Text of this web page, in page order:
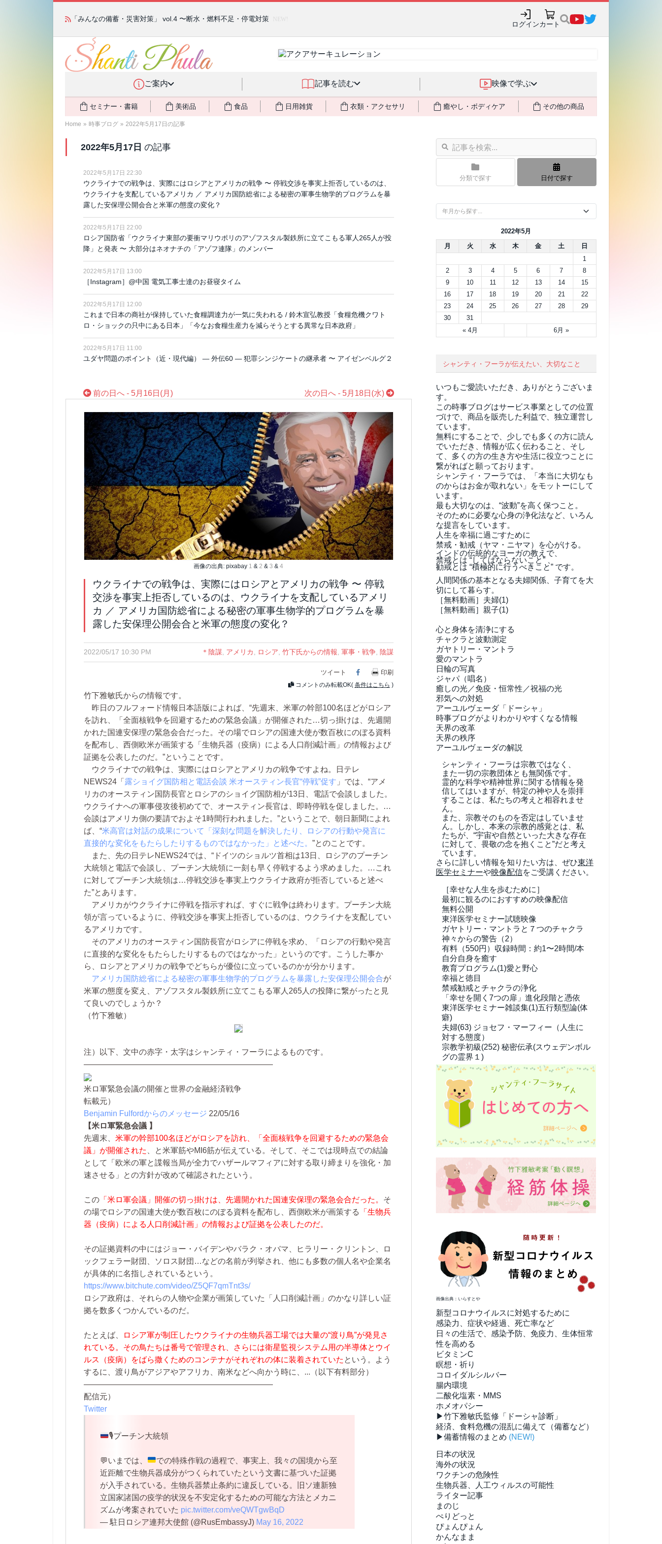
「みんなの備蓄・災害対策」 vol.4 〜断水・燃料不足・停電対策 NEW!
かつて愛されていた人気商品が復活！夏場に活躍するジェルクリーム「アクアサーキュレーション」💖🏖️ 8月末までの購入でポイント還元も✨
ログインカート
ご案内 記事を読む 映像で学ぶ
セミナー・書籍 美術品 食品 日用雑貨 衣類・アクセサリ 癒やし・ボディケア その他の商品
Home » 時事ブログ » 2022年5月17日の記事
2022年5月17日 の記事
2022年5月17日 22:30
ウクライナでの戦争は、実際にはロシアとアメリカの戦争 〜 停戦交渉を事実上拒否しているのは、
ウクライナを支配しているアメリカ ／ アメリカ国防総省による秘密の軍事生物学的プログラムを暴
露した安保理公開会合と米軍の態度の変化？
2022年5月17日 22:00
ロシア国防省「ウクライナ東部の要衝マリウポリのアゾフスタル製鉄所に立てこもる軍人265人が投
降」と発表 〜 大部分はネオナチの「アゾフ連隊」のメンバー
2022年5月17日 13:00
［Instagram］@中国 電気工事士達のお昼寝タイム
2022年5月17日 12:00
これまで日本の商社が保持していた食糧調達力が一気に失われる / 鈴木宣弘教授「食糧危機クワト
ロ・ショックの只中にある日本」「今なお食糧生産力を減らそうとする異常な日本政府」
2022年5月17日 11:00
ユダヤ問題のポイント（近・現代編） ― 外伝60 ― 犯罪シンジケートの継承者 〜 アイゼンベルグ２
前の日へ - 5月16日(月) 次の日へ - 5月18日(水)
画像の出典: pixabay 1 &2 &3 &4
ウクライナでの戦争は、実際にはロシアとアメリカの戦争 〜 停戦
交渉を事実上拒否しているのは、ウクライナを支配しているアメリ
カ ／ アメリカ国防総省による秘密の軍事生物学的プログラムを暴
露した安保理公開会合と米軍の態度の変化？
2022/05/17 10:30 PM ＊陰謀, アメリカ ロシア 竹下氏からの情報 軍事・戦争, 陰謀
ツイート Facebook
印刷
コメントのみ転載OK( 条件はこちら )
竹下雅敏氏からの情報です。
昨日のフルフォード情報日本語版によれば、“先週末、米軍の幹部100名ほどがロシア
を訪れ、「全面核戦争を回避するための緊急会議」が開催された…切っ掛けは、先週開
かれた国連安保理の緊急会合だった。その場でロシアの国連大使が数百枚にのぼる資料
を配布し、西側欧米が画策する「生物兵器（疫病）による人口削減計画」の情報および
証拠を公表したのだ。”ということです。
ウクライナでの戦争は、実際にはロシアとアメリカの戦争ですよね。日テレ
NEWS24「 露ショイグ国防相と電話会談 米オースティン長官“停戦”促す 」では、“アメ
リカのオースティン国防長官とロシアのショイグ国防相が13日、電話で会談しました。
ウクライナへの軍事侵攻後初めてで、オースティン長官は、即時停戦を促しました。…
会談はアメリカ側の要請でおよそ1時間行われました。”ということで、朝日新聞によれ
ば、“米高官は対話の成果について「深刻な問題を解決したり、ロシアの行動や発言に
直接的な変化をもたらしたりするものではなかった」と述べた。 ”とのことです。
また、先の日テレNEWS24では、“ドイツのショルツ首相は13日、ロシアのプーチン
大統領と電話で会談し、プーチン大統領に一刻も早く停戦するよう求めました。…これ
に対してプーチン大統領は…停戦交渉を事実上ウクライナ政府が拒否していると述べ
た”とあります。
アメリカがウクライナに停戦を指示すれば、すぐに戦争は終わります。プーチン大統
領が言っているように、停戦交渉を事実上拒否しているのは、ウクライナを支配してい
るアメリカです。
そのアメリカのオースティン国防長官がロシアに停戦を求め、「ロシアの行動や発言
に直接的な変化をもたらしたりするものではなかった」というのです。こうした事か
ら、ロシアとアメリカの戦争でどちらが優位に立っているのかが分かります。
アメリカ国防総省による秘密の軍事生物学的プログラムを暴露した安保理公開会合が
米軍の態度を変え、アゾフスタル製鉄所に立てこもる軍人265人の投降に繋がったと見
て良いのでしょうか？
（竹下雅敏）
注）以下、文中の赤字・太字はシャンティ・フーラによるものです。
————————————————————————
米ロ軍緊急会議の開催と世界の金融経済戦争
転載元）
Benjamin Fulfordからのメッセージ 22/05/16
【米ロ軍緊急会議 】
先週末、 米軍の幹部100名ほどがロシアを訪れ、「全面核戦争を回避するための緊急会
議」が開催された
、と米軍筋やMI6筋が伝えている。そして、そこでは現時点での結論
として「欧米の軍と諜報当局が全力でハザールマフィアに対する取り締まりを強化・加
速させる」との方針が改めて確認されたという。
この 「米ロ軍会議」開催の切っ掛けは、先週開かれた国連安保理の緊急会合だった。 そ
の場でロシアの国連大使が数百枚にのぼる資料を配布し、西側欧米が画策する
「生物兵
器（疫病）による人口削減計画」の情報および証拠を公表したのだ。
その証拠資料の中にはジョー・バイデンやバラク・オバマ、ヒラリー・クリントン、ロ
ックフェラー財団、ソロス財団…などの名前が列挙され、他にも多数の個人名や企業名
が具体的に名指しされているという。
https://www.bitchute.com/video/Z5QF7qmTnt3s/
ロシア政府は、それらの人物や企業が画策していた「人口削減計画」のかなり詳しい証
拠を数多くつかんでいるのだ。
たとえば、
ロシア軍が制圧したウクライナの生物兵器工場では大量の“渡り鳥”が発見さ
れている。その鳥たちは番号で管理され、さらには衛星監視システム用の半導体とウイ
ルス（疫病）をばら撒くためのコンテナがそれぞれの体に装着されていた という。よう
するに、渡り鳥がアジアやアフリカ、南米などへ向かう時に、 ...（以下有料部分）
————————————————————————
配信元）
Twitter
🎙️プーチン大統領
💬いまでは、
での特殊作戦の過程で、事実上、我々の国境から至
近距離で生物兵器成分がつくられていたという文書に基づいた証拠
が入手されている。生物兵器禁止条約に違反している。旧ソ連新独
立国家諸国の疫学的状況を不安定化するための可能な方法とメカニ
ズムが考案されていた pic.twitter.com/veQWTgwBqD
— 駐日ロシア連邦大使館 (@RusEmbassyJ) May 16, 2022
分類で探す 日付で探す
2022年5月
月
火 水 木 金 土 日
« 4月 6月 »
1
2
3 4 5 6 7
8
9
10 11 12 13 14
15
16
17 18 19 20 21
22
23
24 25 26 27 28
29
30
31
シャンティ・フーラが伝えたい、大切なこと
いつもご愛読いただき、ありがとうございま
す。
この時事ブログはサービス事業としての位置
づけで、商品を販売した利益で、独立運営し
ています。
無料にすることで、少しでも多くの方に読ん
でいただき、情報が広く伝わること、そし
て、 多くの方の生き方や生活に役立つことに
繋がればと願っております。
シャンティ・フーラでは、「本当に大切なも
のからはお金が取れない」をモットーにして
います。
最も大切なのは、“波動”を高く保つこと。
そのために必要な心身の浄化法など、いろん
な提言をしています。
人生を幸福に過ごすために
禁戒・勧戒（ヤマ・ニヤマ）を心がける。
インドの伝統的なヨーガの教えで、
禁戒とは “してはならないこと” 、
勧戒とは “積極的に行うべきこと” です。
人間関係の基本となる夫婦関係、子育てを大
切にして暮らす。
［無料動画］夫婦(1)
［無料動画］親子(1)
心と身体を清浄にする
チャクラと波動測定
ガヤトリー・マントラ
愛のマントラ
日輪の写真
ジャパ（唱名）
癒しの光／免疫・恒常性／祝福の光
邪気への対処
アーユルヴェーダ「ドーシャ」
時事ブログがよりわかりやすくなる情報
天界の改革
天界の秩序
アーユルヴェーダの解説
シャンティ・フーラは宗教ではなく、
また一切の宗教団体とも無関係です。
霊的な科学や精神世界に関する情報を発
信してはいますが、特定の神や人を崇拝
することは、私たちの考えと相容れませ
ん。
また、宗教そのものを否定はしていませ
ん。しかし、本来の宗教的感覚とは、私
たちが、“宇宙や自然といった大きな存在
に対して、畏敬の念を抱くこと”だと考え
ています。
さらに詳しい情報を知りたい方は、ぜひ東洋
医学セミナーや映像配信をご受講ください。
［幸せな人生を歩むために］
最初に観るのにおすすめの映像配信
無料公開
東洋医学セミナー試聴映像
ガヤトリー・マントラと７つのチャクラ
神々からの警告（2）
有料（550円） 収録時間：約1〜2時間/本
自分自身を癒す
教育プログラム(1)愛と野心
幸福と徳目
禁戒勧戒とチャクラの浄化
「幸せを開く7つの扉」進化段階と憑依
東洋医学セミナー雑談集(1)五行類型論(体
癖)
夫婦(63) ジョセフ・マーフィー（人生に
対する態度）
宗教学初級(252) 秘密伝承(スウェデンボル
グの霊界１)
画像出典：いらすとや
新型コロナウイルスに対処するために
感染力、症状や経過、死亡率など
日々の生活で、感染予防、免疫力、生体恒常
性を高める
ビタミンC
瞑想・祈り
コロイダルシルバー
腸内環境
二酸化塩素・MMS
ホメオパシー
▶竹下雅敏氏監修「ドーシャ診断」
経済、食料危機の混乱に備えて（備蓄など）
▶備蓄情報のまとめ (NEW!)
日本の状況
海外の状況
ワクチンの危険性
生物兵器、人工ウィルスの可能性
ライター記事
まのじ
ぺりどっと
ぴょんぴょん
かんなまま